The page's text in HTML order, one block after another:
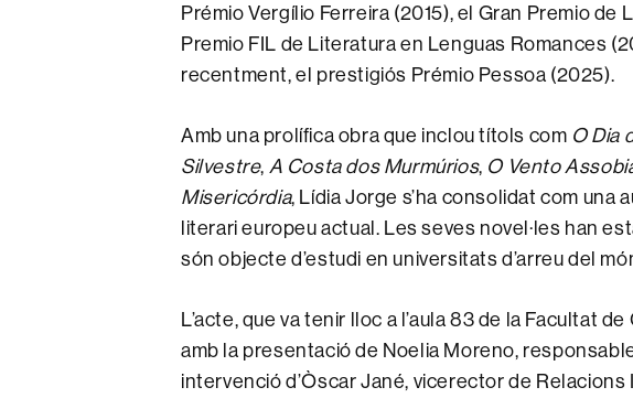
Prémio Vergílio Ferreira (2015), el Gran Premio de
Premio FIL de Literatura en Lenguas Romances
recentment, el prestigiós Prémio Pessoa (2025).
Amb una prolífica obra que inclou títols com O Dia
Silvestre, A Costa dos Murmúrios, O Vento
Misericórdia, Lídia Jorge s’ha consolidat com una
literari europeu actual. Les seves novel·les han
són objecte d’estudi en universitats d’arreu del
L’acte, que va tenir lloc a l’aula 83 de la Facultat
amb la presentació de Noelia Moreno,
intervenció d’Òscar Jané, vicerector de